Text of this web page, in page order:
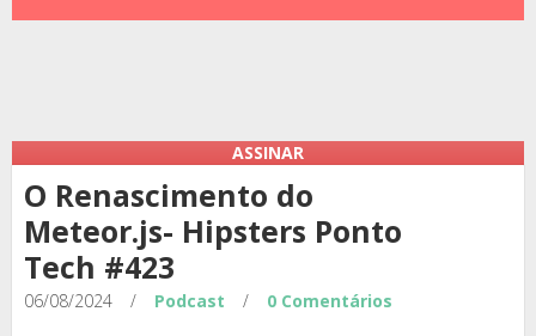
ASSINAR
O Renascimento do
Meteor.js- Hipsters Ponto
Tech #423
06/08/2024 / Podcast / 0 Comentários